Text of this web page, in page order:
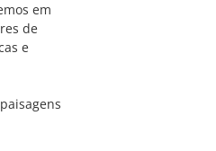
em
de
e